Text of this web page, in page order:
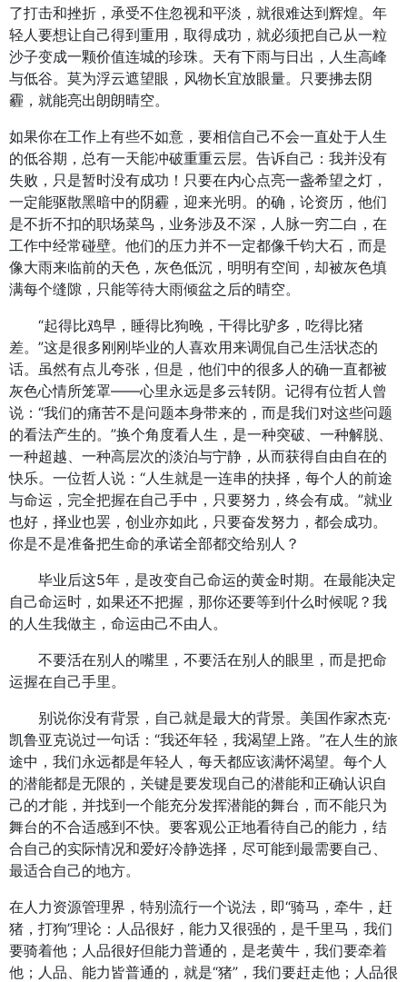
了打击和挫折，承受不住忽视和平淡，就很难达到辉煌。年
轻人要想让自己得到重用，取得成功，就必须把自己从一粒
沙子变成一颗价值连城的珍珠。天有下雨与日出，人生高峰
与低谷。莫为浮云遮望眼，风物长宜放眼量。只要拂去阴
霾，就能亮出朗朗晴空。
如果你在工作上有些不如意，要相信自己不会一直处于人生
的低谷期，总有一天能冲破重重云层。告诉自己：我并没有
失败，只是暂时没有成功！只要在内心点亮一盏希望之灯，
一定能驱散黑暗中的阴霾，迎来光明。的确，论资历，他们
是不折不扣的职场菜鸟，业务涉及不深，人脉一穷二白，在
工作中经常碰壁。他们的压力并不一定都像千钧大石，而是
像大雨来临前的天色，灰色低沉，明明有空间，却被灰色填
满每个缝隙，只能等待大雨倾盆之后的晴空。
“起得比鸡早，睡得比狗晚，干得比驴多，吃得比猪
差。”这是很多刚刚毕业的人喜欢用来调侃自己生活状态的
话。虽然有点儿夸张，但是，他们中的很多人的确一直都被
灰色心情所笼罩——心里永远是多云转阴。记得有位哲人曾
说：“我们的痛苦不是问题本身带来的，而是我们对这些问题
的看法产生的。”换个角度看人生，是一种突破、一种解脱、
一种超越、一种高层次的淡泊与宁静，从而获得自由自在的
快乐。一位哲人说：“人生就是一连串的抉择，每个人的前途
与命运，完全把握在自己手中，只要努力，终会有成。”就业
也好，择业也罢，创业亦如此，只要奋发努力，都会成功。
你是不是准备把生命的承诺全部都交给别人？
毕业后这5年，是改变自己命运的黄金时期。在最能决定
自己命运时，如果还不把握，那你还要等到什么时候呢？我
的人生我做主，命运由己不由人。
不要活在别人的嘴里，不要活在别人的眼里，而是把命
运握在自己手里。
别说你没有背景，自己就是最大的背景。美国作家杰克·
凯鲁亚克说过一句话：“我还年轻，我渴望上路。”在人生的旅
途中，我们永远都是年轻人，每天都应该满怀渴望。每个人
的潜能都是无限的，关键是要发现自己的潜能和正确认识自
己的才能，并找到一个能充分发挥潜能的舞台，而不能只为
舞台的不合适感到不快。要客观公正地看待自己的能力，结
合自己的实际情况和爱好冷静选择，尽可能到最需要自己、
最适合自己的地方。
在人力资源管理界，特别流行一个说法，即“骑马，牵牛，赶
猪，打狗”理论：人品很好，能力又很强的，是千里马，我们
要骑着他；人品很好但能力普通的，是老黄牛，我们要牵着
他；人品、能力皆普通的，就是“猪”，我们要赶走他；人品很